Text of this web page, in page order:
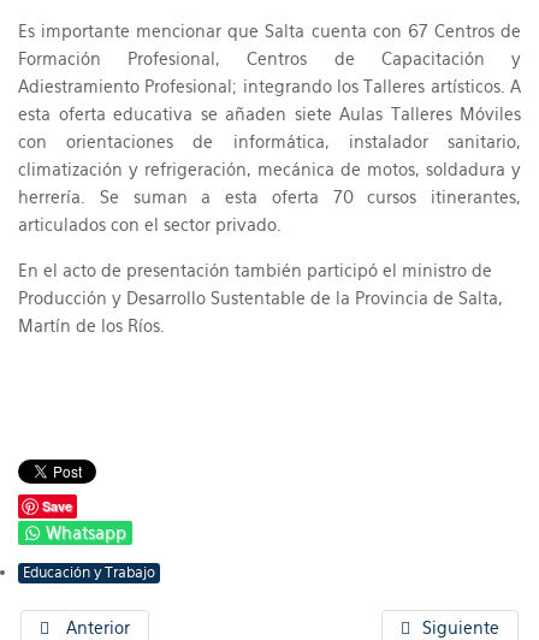
Es importante mencionar que Salta cuenta con 67 Centros de
Formación Profesional, Centros de Capacitación y
Adiestramiento Profesional; integrando los Talleres artísticos. A
esta oferta educativa se añaden siete Aulas Talleres Móviles
con orientaciones de informática, instalador sanitario,
climatización y refrigeración, mecánica de motos, soldadura y
herrería. Se suman a esta oferta 70 cursos itinerantes,
articulados con el sector privado.
En el acto de presentación también participó el ministro de
Producción y Desarrollo Sustentable de la Provincia de Salta,
Martín de los Ríos.
Save
Whatsapp
Educación y Trabajo
Anterior Siguiente